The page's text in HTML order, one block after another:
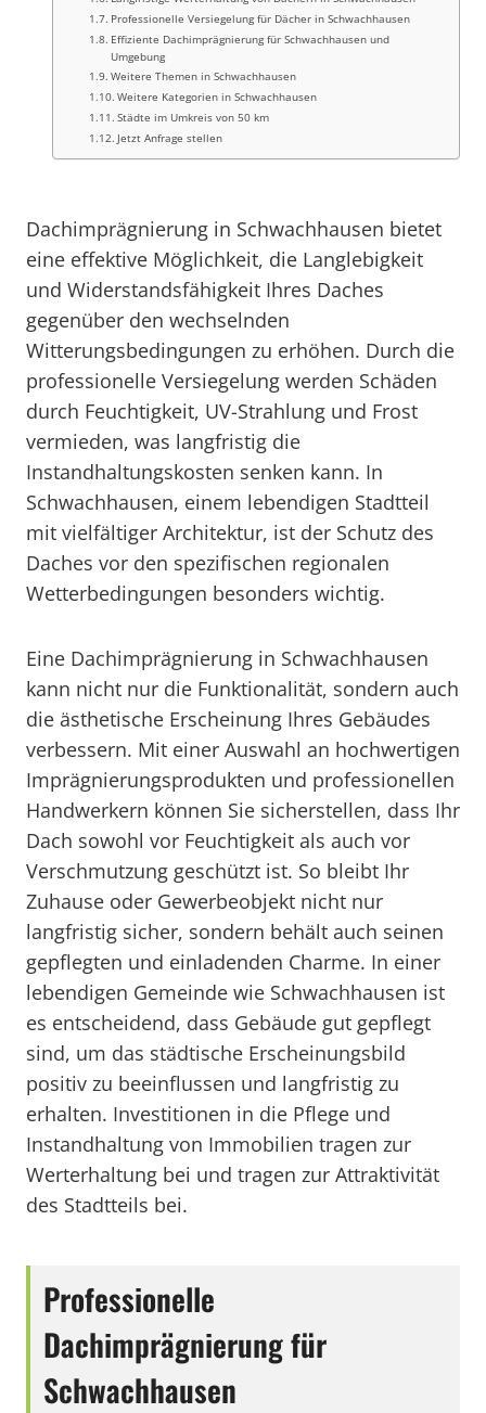
Professionelle Versiegelung für Dächer in Schwachhausen
Effiziente Dachimprägnierung für Schwachhausen und
Umgebung
Weitere Themen in Schwachhausen
Weitere Kategorien in Schwachhausen
Städte im Umkreis von 50 km
Jetzt Anfrage stellen
Dachimprägnierung in Schwachhausen bietet
eine effektive Möglichkeit, die Langlebigkeit
und Widerstandsfähigkeit Ihres Daches
gegenüber den wechselnden
Witterungsbedingungen zu erhöhen. Durch die
professionelle Versiegelung werden Schäden
durch Feuchtigkeit, UV-Strahlung und Frost
vermieden, was langfristig die
Instandhaltungskosten senken kann. In
Schwachhausen, einem lebendigen Stadtteil
mit vielfältiger Architektur, ist der Schutz des
Daches vor den spezifischen regionalen
Wetterbedingungen besonders wichtig.
Eine Dachimprägnierung in Schwachhausen
kann nicht nur die Funktionalität, sondern auch
die ästhetische Erscheinung Ihres Gebäudes
verbessern. Mit einer Auswahl an hochwertigen
Imprägnierungsprodukten und professionellen
Handwerkern können Sie sicherstellen, dass Ihr
Dach sowohl vor Feuchtigkeit als auch vor
Verschmutzung geschützt ist. So bleibt Ihr
Zuhause oder Gewerbeobjekt nicht nur
langfristig sicher, sondern behält auch seinen
gepflegten und einladenden Charme. In einer
lebendigen Gemeinde wie Schwachhausen ist
es entscheidend, dass Gebäude gut gepflegt
sind, um das städtische Erscheinungsbild
positiv zu beeinflussen und langfristig zu
erhalten. Investitionen in die Pflege und
Instandhaltung von Immobilien tragen zur
Werterhaltung bei und tragen zur Attraktivität
des Stadtteils bei.
Professionelle
Dachimprägnierung für
Schwachhausen